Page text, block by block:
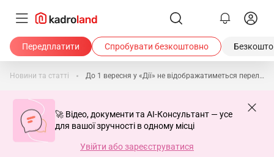
Передплатити Спробувати безкоштовно
Новини та статті До 1 вересня у «Дії» не відображатиметься переліміт бронювання: що рекомендує Мінекономіки підприємствам
🚀 Відео, документи та AI-Консультант — усе
для вашої зручності в одному місці
Увійти або зареєструватися